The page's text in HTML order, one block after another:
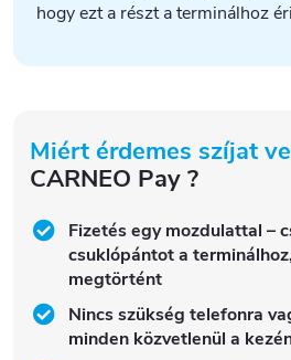
hogy ezt a részt a terminálhoz
Miért érdemes szíjat
CARNEO Pay ?
Fizetés egy mozdulattal –
csuklópántot a
megtörtént
Nincs szükség telefonra
minden közvetlenül a